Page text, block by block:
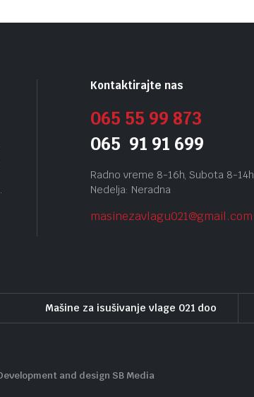
Kontaktirajte nas
065 55 99 873
065 91 91 699
Radno vreme 8-16h, Subota 8-14h
Nedelja: Neradna
masinezavlagu021@gmail.com
Mašine za isušivanje vlage 021 doo
and design SB Media